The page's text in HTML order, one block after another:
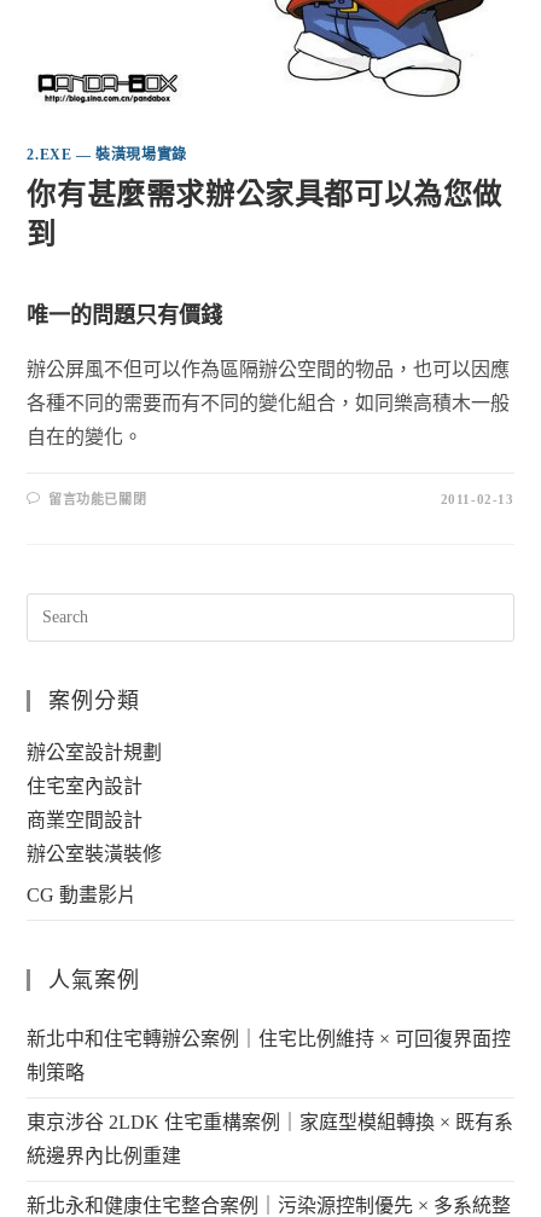
2.EXE — 裝潢現場實錄
你有甚麼需求辦公家具都可以為您做
到
唯一的問題只有價錢
辦公屏風不但可以作為區隔辦公空間的物品，也可以因應
各種不同的需要而有不同的變化組合，如同樂高積木一般
自在的變化。
留言功能已關閉 2011-02-13
案例分類
辦公室設計規劃
住宅室內設計
商業空間設計
辦公室裝潢裝修
CG 動畫影片
人氣案例
新北中和住宅轉辦公案例｜住宅比例維持 × 可回復界面控
制策略
東京涉谷 2LDK 住宅重構案例｜家庭型模組轉換 × 既有系
統邊界內比例重建
新北永和健康住宅整合案例｜污染源控制優先 × 多系統整